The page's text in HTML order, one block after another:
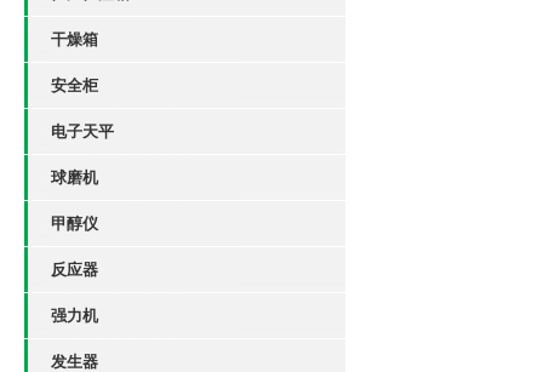
干燥箱
安全柜
电子天平
球磨机
甲醇仪
反应器
强力机
发生器